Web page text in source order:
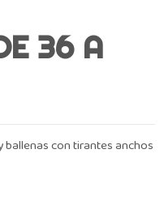
36 A
con tirantes anchos